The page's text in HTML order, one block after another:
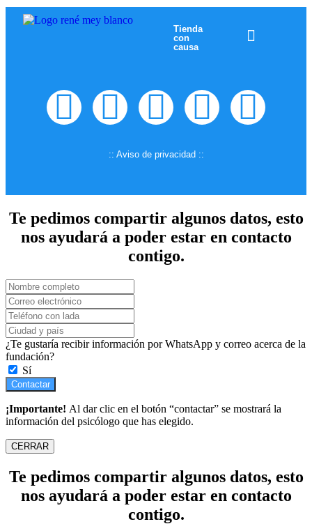
Tienda
con
causa
:: Aviso de privacidad ::
Te pedimos compartir algunos datos, esto
nos ayudará a poder estar en contacto
contigo.
¿Te gustaría recibir información por WhatsApp y correo acerca de la
fundación?
Sí
Contactar
¡Importante! Al dar clic en el botón “contactar” se mostrará la
información del psicólogo que has elegido.
CERRAR
Te pedimos compartir algunos datos, esto
nos ayudará a poder estar en contacto
contigo.